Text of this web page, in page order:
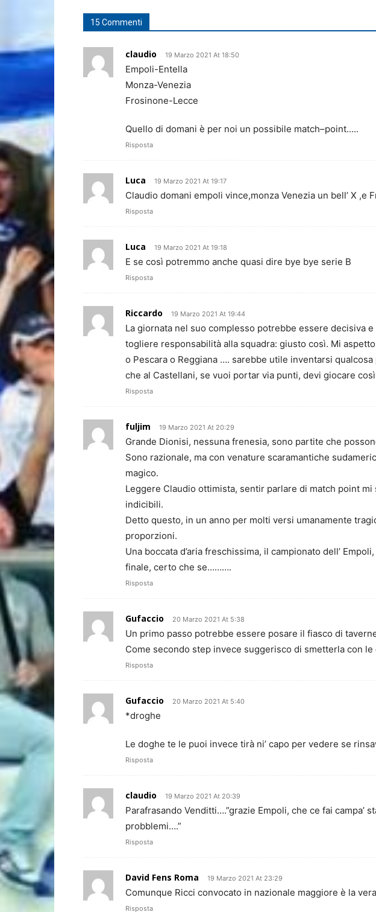
15 Commenti
claudio 19 Marzo 2021 At 18:50
Empoli-Entella
Monza-Venezia
Frosinone-Lecce
Quello di domani è per noi un possibile match–point…..
Risposta
Luca 19 Marzo 2021 At 19:17
Claudio domani empoli vince,monza Venezia un bell’ X ,e
Risposta
Luca 19 Marzo 2021 At 19:18
E se così potremmo anche quasi dire bye bye serie B
Risposta
Riccardo 19 Marzo 2021 At 19:44
La giornata nel suo complesso potrebbe essere decisiva
togliere responsabilità alla squadra: giusto così. Mi
o Pescara o Reggiana …. sarebbe utile inventarsi
che al Castellani, se vuoi portar via punti, devi giocare
Risposta
fuljim 19 Marzo 2021 At 20:29
Grande Dionisi, nessuna frenesia, sono partite che
Sono razionale, ma con venature scaramantiche
magico.
Leggere Claudio ottimista, sentir parlare di match point
indicibili.
Detto questo, in un anno per molti versi umanamente
proporzioni.
Una boccata d’aria freschissima, il campionato dell’
finale, certo che se……….
Risposta
Gufaccio 20 Marzo 2021 At 5:38
Un primo passo potrebbe essere posare il fiasco di
Come secondo step invece suggerisco di smetterla con le
Risposta
Gufaccio 20 Marzo 2021 At 5:40
*droghe
Le doghe te le puoi invece tirà ni’ capo per vedere se
Risposta
claudio 19 Marzo 2021 At 20:39
Parafrasando Venditti….”grazie Empoli, che ce fai campa’
probblemi….”
Risposta
David Fens Roma 19 Marzo 2021 At 23:29
Comunque Ricci convocato in nazionale maggiore è la vera
Risposta